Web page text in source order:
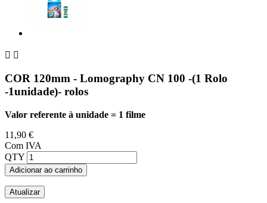
 
COR 120mm - Lomography CN 100 -(1 Rolo
-1unidade)- rolos
Valor referente à unidade = 1 filme
11,90 €
Com IVA
QTY
Adicionar ao carrinho